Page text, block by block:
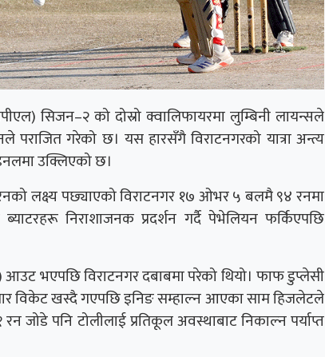
सिजन–२ को दोस्रो क्वालिफायरमा लुम्बिनी लायन्सले
पराजित गरेको छ। यस हारसँगै विराटनगरको यात्रा अन्त्य
उक्लिएको छ।
रनको लक्ष्य पछ्याएको विराटनगर १७ ओभर ५ बलमै ९४ रनमा
निराशाजनक प्रदर्शन गर्दै पेभेलियन फर्किएपछि
भएपछि विराटनगर दबाबमा परेको थियो। फाफ डुप्लेसी
विकेट खस्दै गएपछि इनिङ सम्हाल्न आएका साम हिजलेटले
जोडे पनि टोलीलाई प्रतिकूल अवस्थाबाट निकाल्न पर्याप्त